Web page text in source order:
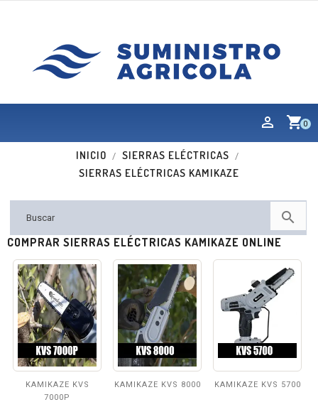
shopping_cart0
INICIO
SIERRAS ELÉCTRICAS
SIERRAS ELÉCTRICAS KAMIKAZE

COMPRAR SIERRAS ELÉCTRICAS KAMIKAZE ONLINE
KAMIKAZE KVS
7000P
KAMIKAZE KVS 8000 KAMIKAZE KVS 5700